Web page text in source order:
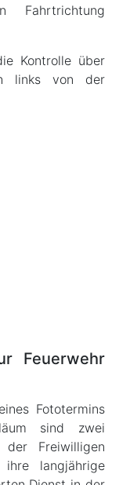
Fahrtrichtung
Kontrolle über
links von der
Feuerwehr
Fototermins
sind zwei
der Freiwilligen
langjährige